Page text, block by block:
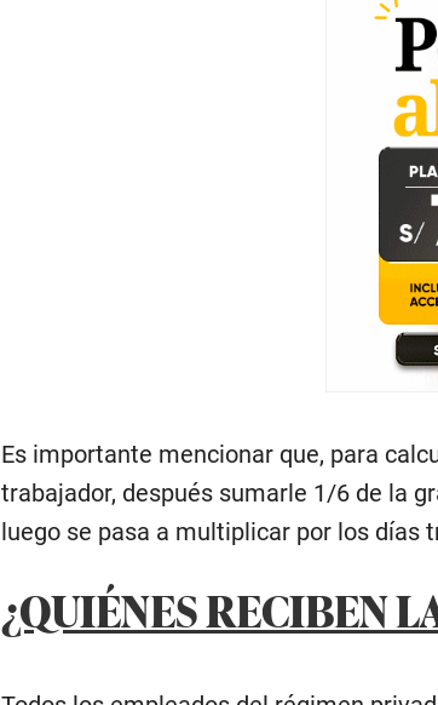
Es importante mencionar que, para
trabajador, después sumarle 1/6 de la
luego se pasa a multiplicar por los días
¿QUIÉNES RECIBEN